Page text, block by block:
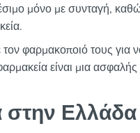
μόνο με συνταγή,
φαρμακοποιό τους για
είναι μια ασφαλής
στην Ελλάδα